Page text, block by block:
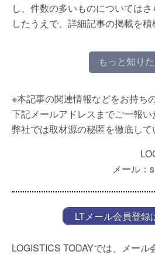
し、件数の多いものについては
したうえで、詳細記事の掲載を積
もっと知り
※本記事の関連情報などをお持ち
下記メールアドレスまでご一報い
弊社では取材源の秘匿を徹底して
メール：
LTメール会員登録
LOGISTICS TODAYでは、メー